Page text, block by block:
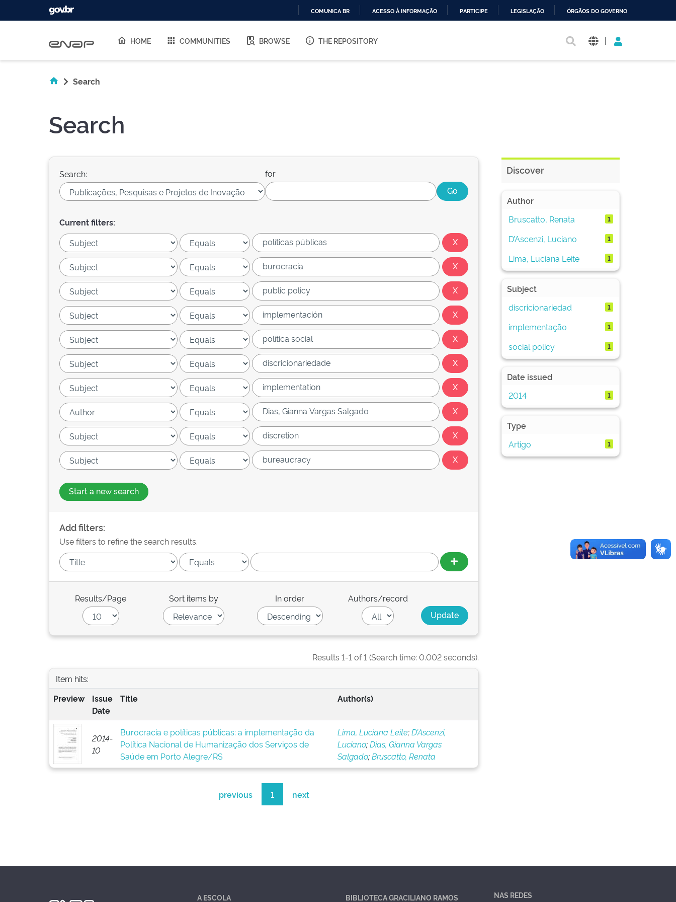
O
COMUNICA BR ACESSO À INFORMAÇÃO PARTICIPE LEGISLAÇÃO ÓRGÃOS DO GOVERNO
HOME COMMUNITIES BROWSE THE REPOSITORY |
Search
Search
Search: for
Current filters:
Start a new search
Add filters:
Use filters to refine the search results.
Results/Page Sort items by In order Authors/record
Results 1-1 of 1 (Search time: 0.002 seconds).
Item hits:
Preview
Issue
Date
Title Author(s)
2014-
10
Burocracia e políticas públicas: a implementação da
Política Nacional de Humanização dos Serviços de
Saúde em Porto Alegre/RS
Lima, Luciana Leite;D’Ascenzi,
Luciano;Dias, Gianna Vargas
Salgado;Bruscatto, Renata
previous 1 next
Discover
Author
Bruscatto, Renata
1
D’Ascenzi, Luciano 1
Lima, Luciana Leite 1
Subject
discricionariedad
1
implementação 1
social policy 1
Date issued
2014
1
Type
Artigo
1
A ESCOLA BIBLIOTECA GRACILIANO RAMOS NAS REDES